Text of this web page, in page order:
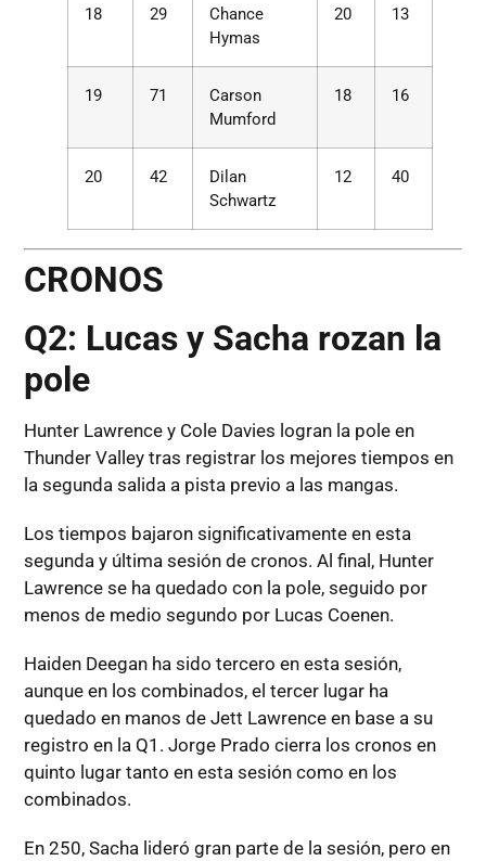
18 29
Chance
Hymas
20 13
19 71
Carson
Mumford
18 16
20 42
Dilan
Schwartz
12 40
CRONOS
Q2: Lucas y Sacha rozan la
pole
Hunter Lawrence y Cole Davies logran la pole en
Thunder Valley tras registrar los mejores tiempos en
la segunda salida a pista previo a las mangas.
Los tiempos bajaron significativamente en esta
segunda y última sesión de cronos. Al final, Hunter
Lawrence se ha quedado con la pole, seguido por
menos de medio segundo por Lucas Coenen.
Haiden Deegan ha sido tercero en esta sesión,
aunque en los combinados, el tercer lugar ha
quedado en manos de Jett Lawrence en base a su
registro en la Q1. Jorge Prado cierra los cronos en
quinto lugar tanto en esta sesión como en los
combinados.
En 250, Sacha lideró gran parte de la sesión, pero en